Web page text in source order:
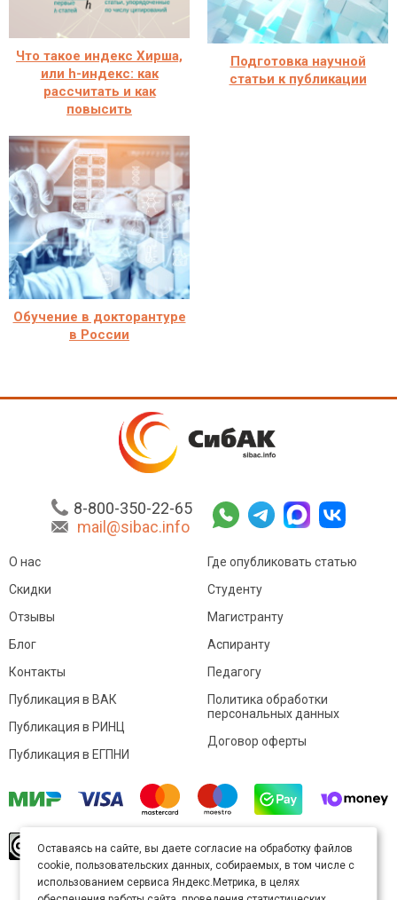
Что такое индекс Хирша,
или h-индекс: как
рассчитать и как
повысить
Подготовка научной
статьи к публикации
Обучение в докторантуре
в России
8-800-350-22-65
mail@sibac.info
О нас
Скидки
Отзывы
Блог
Контакты
Где опубликовать статью
Студенту
Магистранту
Аспиранту
Педагогу
Публикация в ВАК
Публикация в РИНЦ
Публикация в ЕГПНИ
Политика обработки
персональных данных
Договор оферты
произведение доступно полицензии Creative
Commons «Attribution» («Атрибуция») 4.0
Непортированная.
Карта сайта
Оставаясь на сайте, вы даете согласие на обработку файлов
cookie, пользовательских данных, собираемых, в том числе с
использованием сервиса Яндекс.Метрика, в целях